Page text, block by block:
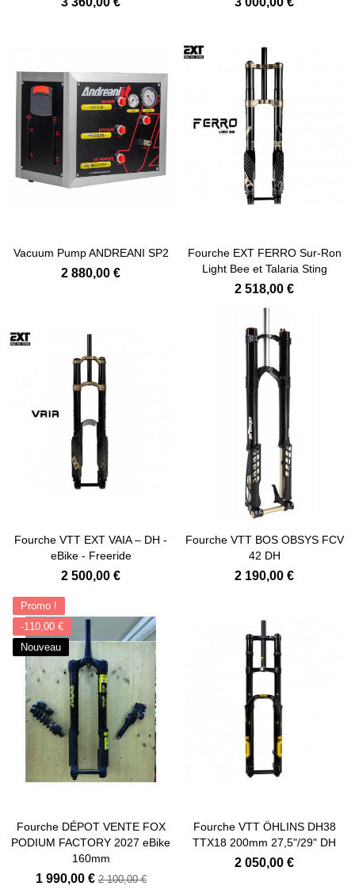
Vacuum Pump ANDREANI SP2
2 880,00 €
Fourche EXT FERRO Sur-Ron
Light Bee et Talaria Sting
2 518,00 €
Fourche VTT EXT VAIA – DH -
eBike - Freeride
2 500,00 €
Fourche VTT BOS OBSYS FCV
42 DH
2 190,00 €
Promo !
-110,00 €
Nouveau
Fourche DÉPOT VENTE FOX
PODIUM FACTORY 2027 eBike
160mm
1 990,00 €2 100,00 €
Fourche VTT ÖHLINS DH38
TTX18 200mm 27,5"/29" DH
2 050,00 €